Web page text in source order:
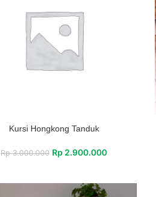
Kursi Hongkong Tanduk
Rp3.000.000 Rp 2.900.000